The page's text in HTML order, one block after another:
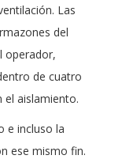
Las
del
operador,
de cuatro
el aislamiento.
e incluso la
ese mismo fin.